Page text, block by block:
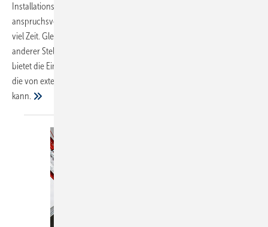
Installationssystemen über mehrere Geschosse hinweg sind
anspruchsvoll und erfordern neben umfangreichem Know-how auch
viel Zeit. Gleichzeitig bindet dieser Aufwand Fachpersonal, das an
anderer Stelle dringend benötigt wird. Eine zeitsparende Alternative
bietet die Einblasdämmtechnik für vorgefertigte Installationswände,
die von externen Dienstleistern komplett übernommen werden
kann.